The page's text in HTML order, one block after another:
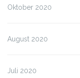
Oktober 2020
August 2020
Juli 2020